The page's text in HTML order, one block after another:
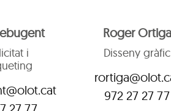
i
Roger Ortiga
Disseny gràfic
972 27 27 77